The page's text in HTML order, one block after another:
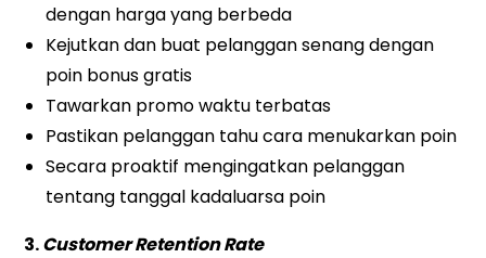
dengan harga yang berbeda
Kejutkan dan buat pelanggan senang dengan
poin bonus gratis
Tawarkan promo waktu terbatas
Pastikan pelanggan tahu cara menukarkan poin
Secara proaktif mengingatkan pelanggan
tentang tanggal kadaluarsa poin
3.Customer Retention Rate